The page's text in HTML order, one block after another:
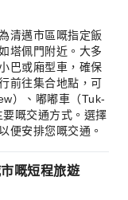
清邁市區嘅指定飯
塔佩門附近。大多
巴或廂型車，確保
前往集合地點，可
）、嘟嘟車（Tuk-
嘅交通方式。選擇
便安排您嘅交通。
嘅短程旅遊